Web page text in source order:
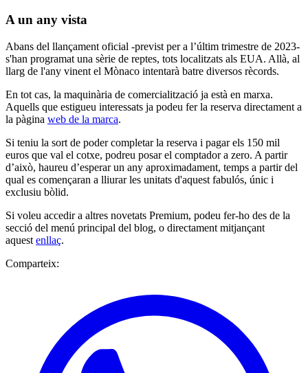
A un any vista
Abans del llançament oficial -previst per a l’últim trimestre de 2023-
s'han programat una sèrie de reptes, tots localitzats als EUA. Allà, al
llarg de l'any vinent el Mònaco intentarà batre diversos rècords.
En tot cas, la maquinària de comercialització ja està en marxa.
Aquells que estigueu interessats ja podeu fer la reserva directament a
la pàgina web de la marca.
Si teniu la sort de poder completar la reserva i pagar els 150 mil
euros que val el cotxe, podreu posar el comptador a zero. A partir
d’això, haureu d’esperar un any aproximadament, temps a partir del
qual es començaran a lliurar les unitats d'aquest fabulós, únic i
exclusiu bòlid.
Si voleu accedir a altres novetats Premium, podeu fer-ho des de la
secció del menú principal del blog, o directament mitjançant
aquest enllaç.
Comparteix: